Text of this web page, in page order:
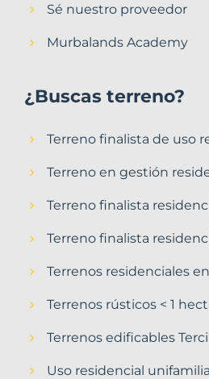
Sé nuestro proveedor
Murbalands Academy
¿Buscas terreno?
Terreno finalista de uso
Terreno en gestión
Terreno finalista
Terreno finalista
Terrenos residenciales
Terrenos rústicos < 1
Terrenos edificables
Uso residencial